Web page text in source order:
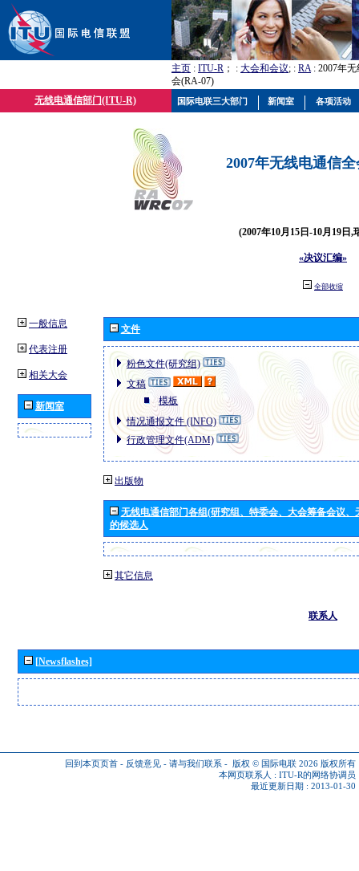
主页 : ITU-R ； : 大会和会议; : RA: 2007年
会(RA-07)
无线电通信部门(ITU-R)
2007年无线电通信
(2007年10月15日-10月19日,
«决议汇编»
全部收缩
一般信息
代表注册
相关大会
新闻室
文件
粉色文件(研究组)
文稿
模板
情况通报文件 (INFO)
行政管理文件(ADM)
出版物
无线电通信部门各组(研究组、特委会、大会筹备会议
的候选人
其它信息
联系人
[Newsflashes]
回到本页页首 - 反馈意见 - 请与我们联系 - 版权 © 国际电联 2026 版权所有
本网页联系人 : ITU-R的网络协调员
最近更新日期 : 2013-01-30
国际电联三大部门 新闻室 各项活动